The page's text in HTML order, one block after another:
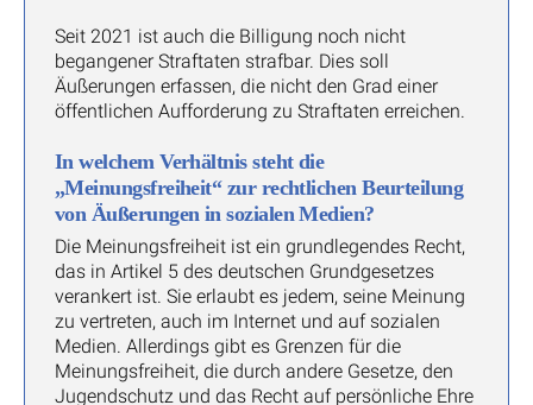
Seit 2021 ist auch die Billigung noch nicht
begangener Straftaten strafbar. Dies soll
Äußerungen erfassen, die nicht den Grad einer
öffentlichen Aufforderung zu Straftaten erreichen.
In welchem Verhältnis steht die
„Meinungsfreiheit“ zur rechtlichen Beurteilung
von Äußerungen in sozialen Medien?
Die Meinungsfreiheit ist ein grundlegendes Recht,
das in Artikel 5 des deutschen Grundgesetzes
verankert ist. Sie erlaubt es jedem, seine Meinung
zu vertreten, auch im Internet und auf sozialen
Medien. Allerdings gibt es Grenzen für die
Meinungsfreiheit, die durch andere Gesetze, den
Jugendschutz und das Recht auf persönliche Ehre